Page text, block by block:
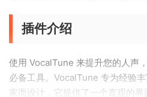
插件介绍
使用 VocalTune 来提升您的人声
必备工具。VocalTune 专为经验
家而设计，它提供了一个直观的界